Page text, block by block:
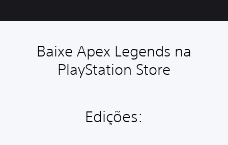
Baixe Apex Legends na
PlayStation Store
Edições: